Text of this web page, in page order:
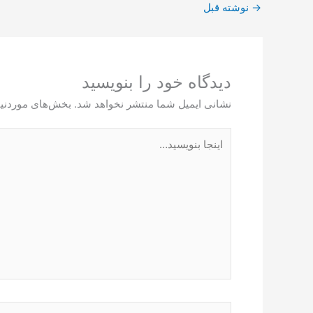
→ نوشته قبل
دیدگاه‌ خود را بنویسید
نشانی ایمیل شما منتشر نخواهد شد. بخش‌های
بنویسید…